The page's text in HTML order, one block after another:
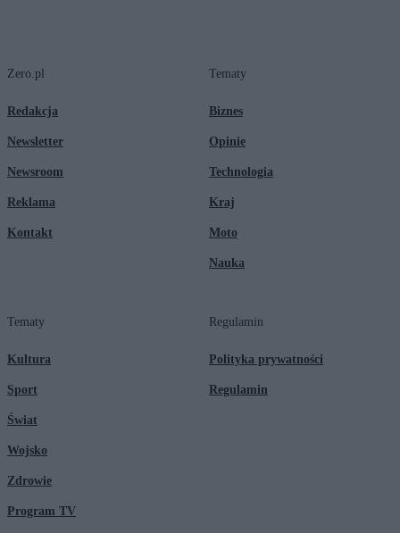
Zero.pl
Redakcja
Newsletter
Newsroom
Reklama
Kontakt
Tematy
Biznes
Opinie
Technologia
Kraj
Moto
Nauka
Tematy
Kultura
Sport
Świat
Wojsko
Zdrowie
Program TV
Regulamin
Polityka prywatności
Regulamin